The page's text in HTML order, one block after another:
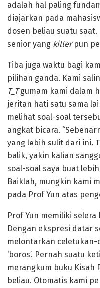
adalah hal paling
diajarkan pada
dosen beliau suatu
senior yang killerpun
Tiba juga waktu bagi
pilihan ganda. Kami
T_Tgumam kami dalam
jeritan hati satu sama
melihat soal-soal
angkat bicara.
yang lebih sulit dari ini.
balik, yakin kalian
soal-soal saya buat
Baiklah, mungkin kami
pada Prof Yun atas
Prof Yun memiliki
Dengan ekspresi datar
melontarkan celetukan-
‘boros’. Pernah suatu
merangkum buku Kisah
beliau. Otomatis kami